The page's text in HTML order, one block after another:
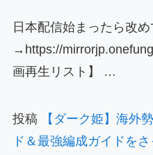
日本配信始まったら改
→https://
画再生リスト】 …
投稿
【ダーク姫】海外
ド＆最強編成ガイドを